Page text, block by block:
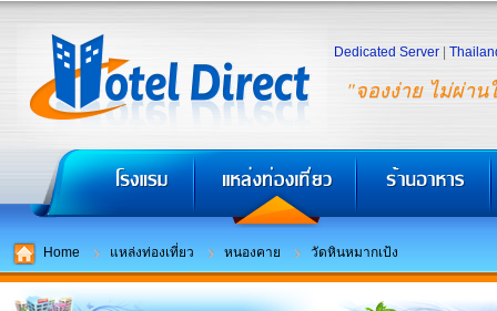
"จองง่าย ไม่ผ่าน
Dedicated Server
Home แหล่งท่องเที่ยว หนองคาย วัดหินหมากเป้ง